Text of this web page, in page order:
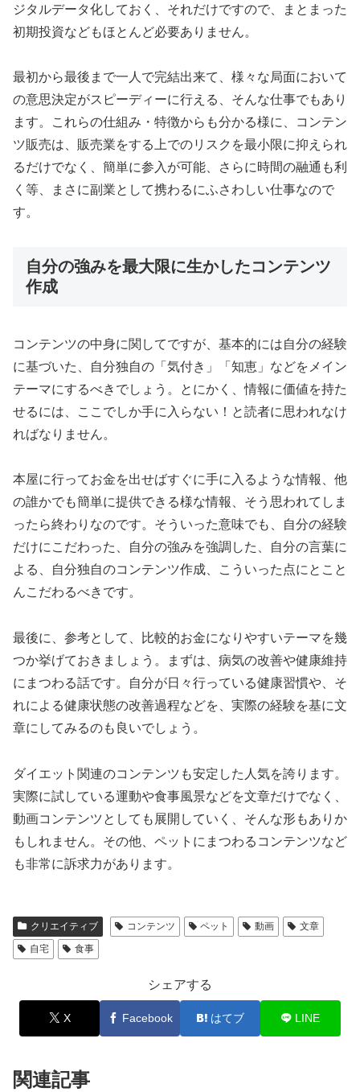
ジタルデータ化しておく、それだけですので、まとまった
初期投資などもほとんど必要ありません。
最初から最後まで一人で完結出来て、様々な局面において
の意思決定がスピーディーに行える、そんな仕事でもあり
ます。これらの仕組み・特徴からも分かる様に、コンテン
ツ販売は、販売業をする上でのリスクを最小限に抑えられ
るだけでなく、簡単に参入が可能、さらに時間の融通も利
く等、まさに副業として携わるにふさわしい仕事なので
す。
自分の強みを最大限に生かしたコンテンツ
作成
コンテンツの中身に関してですが、基本的には自分の経験
に基づいた、自分独自の「気付き」「知恵」などをメイン
テーマにするべきでしょう。とにかく、情報に価値を持た
せるには、ここでしか手に入らない！と読者に思われなけ
ればなりません。
本屋に行ってお金を出せばすぐに手に入るような情報、他
の誰かでも簡単に提供できる様な情報、そう思われてしま
ったら終わりなのです。そういった意味でも、自分の経験
だけにこだわった、自分の強みを強調した、自分の言葉に
よる、自分独自のコンテンツ作成、こういった点にとこと
んこだわるべきです。
最後に、参考として、比較的お金になりやすいテーマを幾
つか挙げておきましょう。まずは、病気の改善や健康維持
にまつわる話です。自分が日々行っている健康習慣や、そ
れによる健康状態の改善過程などを、実際の経験を基に文
章にしてみるのも良いでしょう。
ダイエット関連のコンテンツも安定した人気を誇ります。
実際に試している運動や食事風景などを文章だけでなく、
動画コンテンツとしても展開していく、そんな形もありか
もしれません。その他、ペットにまつわるコンテンツなど
も非常に訴求力があります。
クリエイティブ コンテンツ ペット 動画
文章
自宅
食事
シェアする
X Facebook はてブ LINE
関連記事